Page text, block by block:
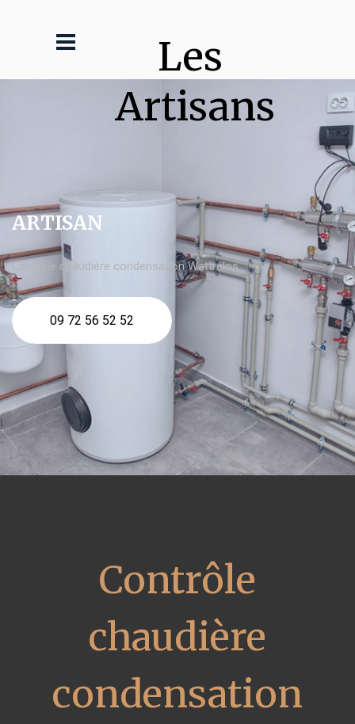
Les
Artisans
ARTISAN
Contrôle chaudière condensation Wattrelos
09 72 56 52 52
Contrôle
chaudière
condensation